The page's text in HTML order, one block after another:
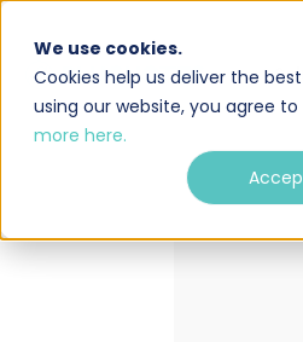
We use cookies.
Cookies help us deliver the
using our website, you agree
more here.